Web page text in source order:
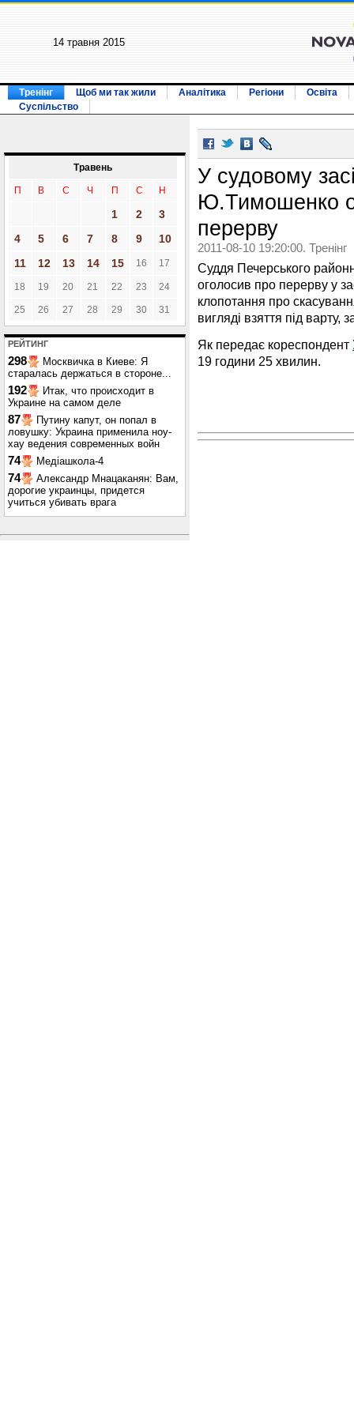
14 травня 2015
Тренінг Щоб ми так жили Аналітика Регіони
Освіта
Суспільство
Травень
П В С Ч П С Н
1 2
3
4
5 6 7 8 9
10
11
12 13 14 15 16 17
18 19 20 21 22 23 24
25 26 27 28 29 30 31
РЕЙТИНГ
298
Москвичка в Киеве: Я
старалась держаться в стороне...
192
Итак, что происходит в
Украине на самом деле
87
Путину капут, он попал в
ловушку: Украина применила ноу-
хау ведения современных войн
74 Медіашкола-4
74
Александр Мнацаканян: Вам,
дорогие украинцы, придется
учиться убивать врага
У судовому
Ю.Тимошенко
перерву
2011-08-10 19:20:00. Тренінг
Суддя Печерського
оголосив про перерву у
клопотання про
вигляді взяття під варту,
Як передає кореспондент
19 години 25 хвилин.